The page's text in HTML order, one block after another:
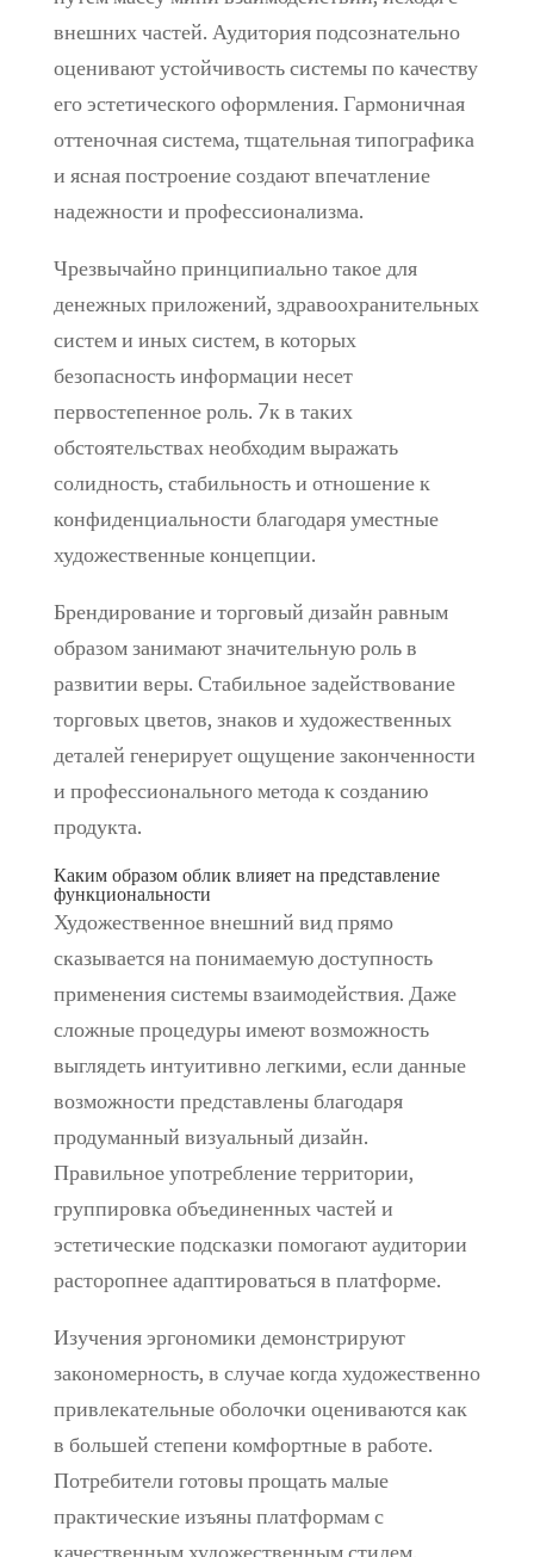
внешних частей. Аудитория подсознательно
оценивают устойчивость системы по качеству
его эстетического оформления. Гармоничная
оттеночная система, тщательная типографика
и ясная построение создают впечатление
надежности и профессионализма.
Чрезвычайно принципиально такое для
денежных приложений, здравоохранительных
систем и иных систем, в которых
безопасность информации несет
первостепенное роль. 7к в таких
обстоятельствах необходим выражать
солидность, стабильность и отношение к
конфиденциальности благодаря уместные
художественные концепции.
Брендирование и торговый дизайн равным
образом занимают значительную роль в
развитии веры. Стабильное задействование
торговых цветов, знаков и художественных
деталей генерирует ощущение законченности
и профессионального метода к созданию
продукта.
Каким образом облик влияет на представление
функциональности
Художественное внешний вид прямо
сказывается на понимаемую доступность
применения системы взаимодействия. Даже
сложные процедуры имеют возможность
выглядеть интуитивно легкими, если данные
возможности представлены благодаря
продуманный визуальный дизайн.
Правильное употребление территории,
группировка объединенных частей и
эстетические подсказки помогают аудитории
расторопнее адаптироваться в платформе.
Изучения эргономики демонстрируют
закономерность, в случае когда художественно
привлекательные оболочки оцениваются как
в большей степени комфортные в работе.
Потребители готовы прощать малые
практические изъяны платформам с